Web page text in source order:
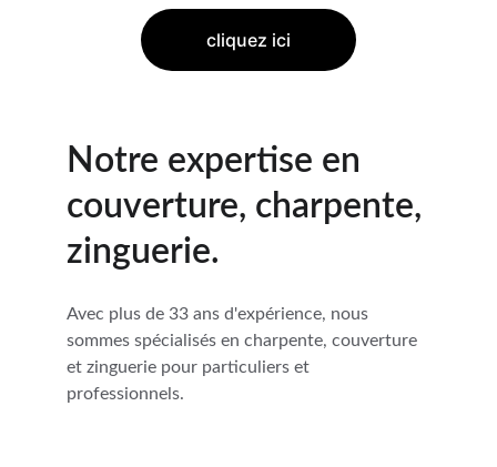
cliquez ici
Notre expertise en
couverture, charpente,
zinguerie.
Avec plus de 33 ans d'expérience, nous
sommes spécialisés en charpente, couverture
et zinguerie pour particuliers et
professionnels.